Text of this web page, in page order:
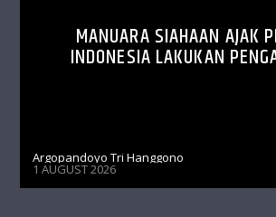
MANUARA SIAHAAN AJAK
INDONESIA LAKUKAN
Argopandoyo Tri Hanggono
1 AUGUST 2026